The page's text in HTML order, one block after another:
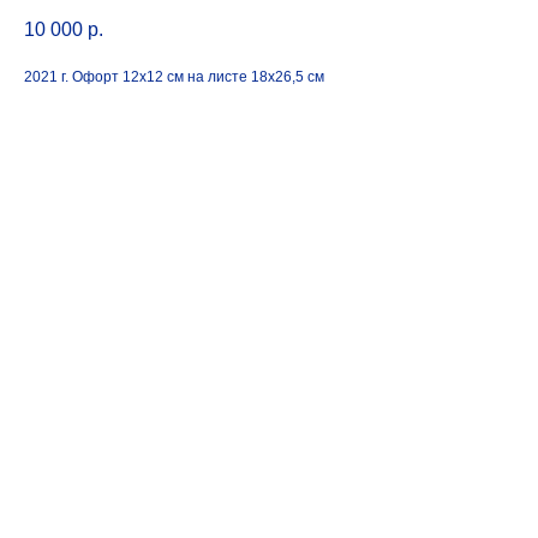
10 000 р.
2021 г. Офорт 12х12 см на листе 18х26,5 см